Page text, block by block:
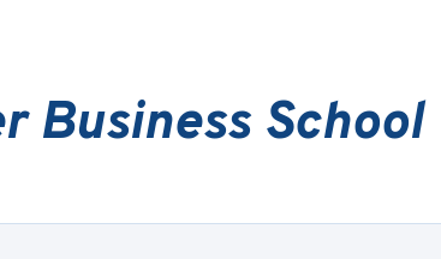
Business School